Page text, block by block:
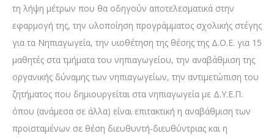
τη λήψη μέτρων που θα οδηγούν αποτελεσματικά στην
εφαρμογή της, την υλοποίηση προγράμματος σχολικής στέγης
για τα Νηπιαγωγεία, την υιοθέτηση της θέσης της Δ.Ο.Ε. για 15
μαθητές στα τμήματα του νηπιαγωγείου, την αναβάθμιση της
οργανικής δύναμης των νηπιαγωγείων, την αντιμετώπιση του
ζητήματος που δημιουργείται στα νηπιαγωγεία με Δ.Υ.Ε.Π.
όπου (ανάμεσα σε άλλα) είναι επιτακτική η αναβάθμιση των
προϊσταμένων σε θέση διευθυντή-διευθύντριας και η